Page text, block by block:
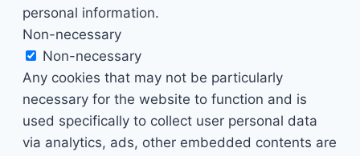
personal information.
Non-necessary
Non-necessary
Any cookies that may not be particularly
necessary for the website to function and is
used specifically to collect user personal data
via analytics, ads, other embedded contents are